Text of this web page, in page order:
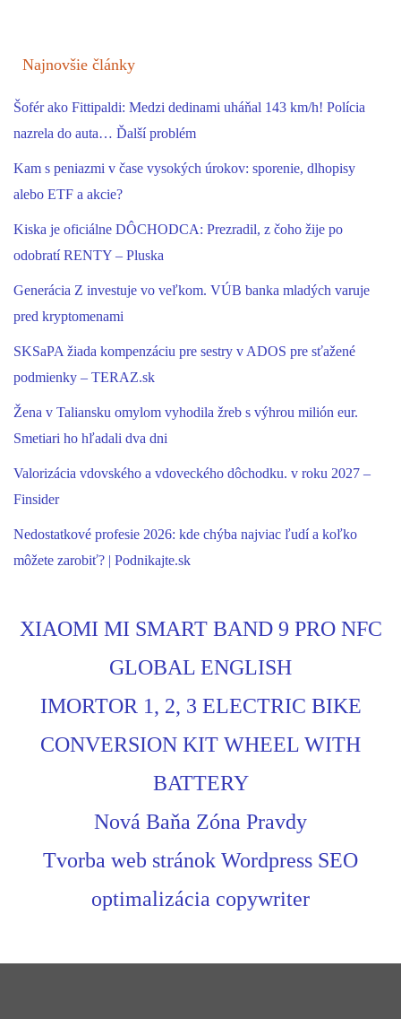
Najnovšie články
Šofér ako Fittipaldi: Medzi dedinami uháňal 143 km/h! Polícia
nazrela do auta… Ďalší problém
Kam s peniazmi v čase vysokých úrokov: sporenie, dlhopisy
alebo ETF a akcie?
Kiska je oficiálne DÔCHODCA: Prezradil, z čoho žije po
odobratí RENTY – Pluska
Generácia Z investuje vo veľkom. VÚB banka mladých varuje
pred kryptomenami
SKSaPA žiada kompenzáciu pre sestry v ADOS pre sťažené
podmienky – TERAZ.sk
Žena v Taliansku omylom vyhodila žreb s výhrou milión eur.
Smetiari ho hľadali dva dni
Valorizácia vdovského a vdoveckého dôchodku. v roku 2027 –
Finsider
Nedostatkové profesie 2026: kde chýba najviac ľudí a koľko
môžete zarobiť? | Podnikajte.sk
XIAOMI MI SMART BAND 9 PRO NFC
GLOBAL ENGLISH
IMORTOR 1, 2, 3 ELECTRIC BIKE
CONVERSION KIT WHEEL WITH
BATTERY
Nová Baňa Zóna Pravdy
Tvorba web stránok Wordpress SEO
optimalizácia copywriter